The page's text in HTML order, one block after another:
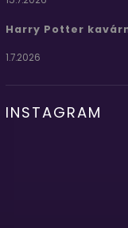
Harry Potter
1.7.2026
INSTAGRAM